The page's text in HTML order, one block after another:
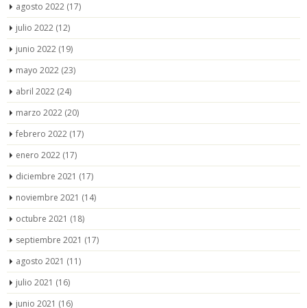
agosto 2022 (17)
julio 2022 (12)
junio 2022 (19)
mayo 2022 (23)
abril 2022 (24)
marzo 2022 (20)
febrero 2022 (17)
enero 2022 (17)
diciembre 2021 (17)
noviembre 2021 (14)
octubre 2021 (18)
septiembre 2021 (17)
agosto 2021 (11)
julio 2021 (16)
junio 2021 (16)